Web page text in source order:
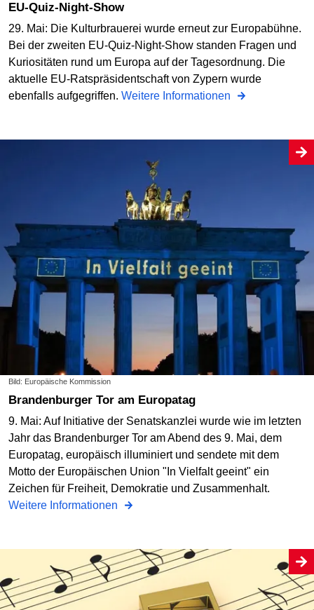
EU-Quiz-Night-Show
29. Mai: Die Kulturbrauerei wurde erneut zur Europabühne.
Bei der zweiten EU-Quiz-Night-Show standen Fragen und
Kuriositäten rund um Europa auf der Tagesordnung. Die
aktuelle EU-Ratspräsidentschaft von Zypern wurde
ebenfalls aufgegriffen. Weitere Informationen
Bild: Europäische Kommission
Brandenburger Tor am Europatag
9. Mai: Auf Initiative der Senatskanzlei wurde wie im letzten
Jahr das Brandenburger Tor am Abend des 9. Mai, dem
Europatag, europäisch illuminiert und sendete mit dem
Motto der Europäischen Union "In Vielfalt geeint" ein
Zeichen für Freiheit, Demokratie und Zusammenhalt.
Weitere Informationen